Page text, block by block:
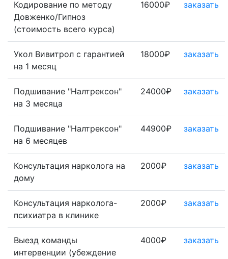
Кодирование по методу
Довженко/Гипноз
(стоимость всего курса)
16000₽ заказать
Укол Вивитрол с гарантией
на 1 месяц
18000₽ заказать
Подшивание "Налтрексон"
на 3 месяца
24000₽ заказать
Подшивание "Налтрексон"
на 6 месяцев
44900₽ заказать
Консультация нарколога на
дому
2000₽ заказать
Консультация нарколога-
психиатра в клинике
2000₽ заказать
Выезд команды
интервенции (убеждение
4000₽ заказать